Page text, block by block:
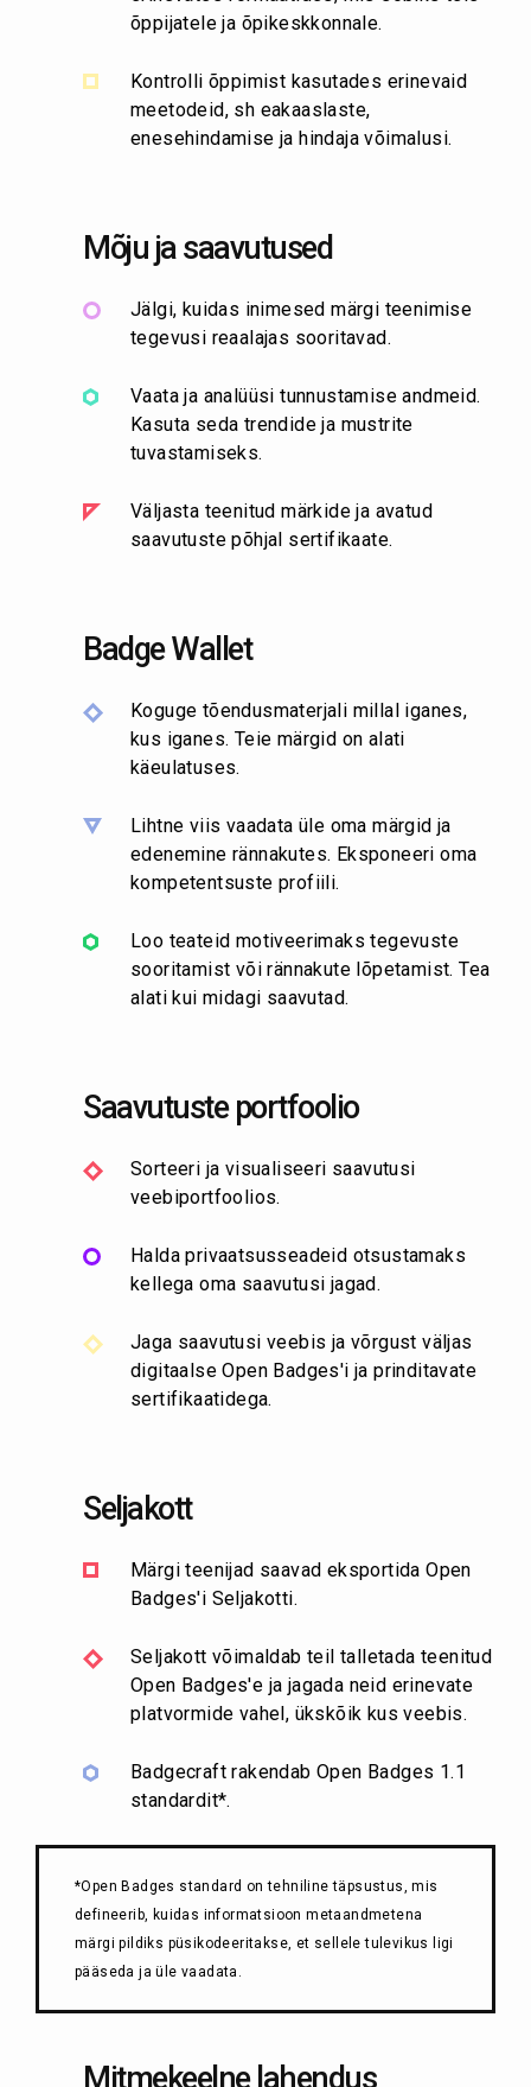
õppijatele ja õpikeskkonnale.
Kontrolli õppimist kasutades erinevaid
meetodeid, sh eakaaslaste,
enesehindamise ja hindaja võimalusi.
Mõju ja saavutused
Jälgi, kuidas inimesed märgi teenimise
tegevusi reaalajas sooritavad.
Vaata ja analüüsi tunnustamise andmeid.
Kasuta seda trendide ja mustrite
tuvastamiseks.
Väljasta teenitud märkide ja avatud
saavutuste põhjal sertifikaate.
Badge Wallet
Koguge tõendusmaterjali millal iganes,
kus iganes. Teie märgid on alati
käeulatuses.
Lihtne viis vaadata üle oma märgid ja
edenemine rännakutes. Eksponeeri oma
kompetentsuste profiili.
Loo teateid motiveerimaks tegevuste
sooritamist või rännakute lõpetamist. Tea
alati kui midagi saavutad.
Saavutuste portfoolio
Sorteeri ja visualiseeri saavutusi
veebiportfoolios.
Halda privaatsusseadeid otsustamaks
kellega oma saavutusi jagad.
Jaga saavutusi veebis ja võrgust väljas
digitaalse Open Badges'i ja prinditavate
sertifikaatidega.
Seljakott
Märgi teenijad saavad eksportida Open
Badges'i Seljakotti.
Seljakott võimaldab teil talletada teenitud
Open Badges'e ja jagada neid erinevate
platvormide vahel, ükskõik kus veebis.
Badgecraft rakendab Open Badges 1.1
standardit*.
*Open Badges standard on tehniline täpsustus, mis
defineerib, kuidas informatsioon metaandmetena
märgi pildiks püsikodeeritakse, et sellele tulevikus ligi
pääseda ja üle vaadata.
Mitmekeelne lahendus